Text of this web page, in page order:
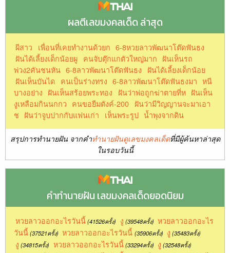
ผลตีเลขมงคลเด็ด ล่าสุด
ผีสาว เพื่อนที่เคยทำงานด้วยก 6-8หวยลาวพัฒนาโต๊ดฟันธง
ฝันได้เลี้ยงเด็กน้อยผู คนจับตุ๊กแกตัวใหญ่มาก ฝันเห็นรถ
พ่วง2คันชนหัน 6-8ลาวพัฒนาโต๊ดฟันธง
ฝันได้เลี้ยงเด็กน้อย
ฝันเห็นบันได คนเป็นร่างทรง 6-8ลาวพัฒนาโต๊ดฟันธงมา หนี
บางอย่าง ฝันเห็นสร้อยพระทอง ฝันว่าพ่อถูกฆ่าตายที่ห ฝันเห็น
งูเหลือมกินนกกว คนขอยืมตังค์-200 ฝันว่ามีวิญญานจะมาเอา
ช ฝันว่าจูบปากกับแฟนเก่า เห็นพระรูป น้ำพุงจากดิน
สรุปการทำนายฝัน จากคำทำนายฝันดูเลขมงคลเด็ดที่มีผู้ค้นหาล่าสุด
ในรอบวันนี้
คำทำนายฝัน เลขมงคลเด็ดยอดนิยม
หวยลาวออกอะไรวันนี้ (41526ครั้ง) งู (39548ครั้ง) หวยลาวออกอะไร
วันนี้(37521ครั้ง) หวยลาวออกอะไรวันนี้ (35906ครั้ง) งู (35483ครั้ง)
งู (34815ครั้ง) หวยลาวออกอะไรวันนี้ (33294ครั้ง) งู (32548ครั้ง)